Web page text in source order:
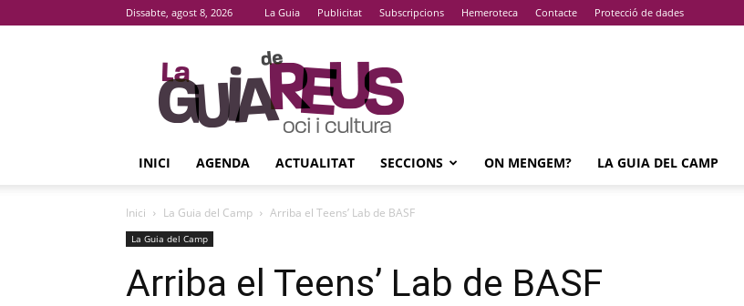
Dissabte, agost 8, 2026 La Guia Publicitat Subscripcions Hemeroteca Contacte Protecció de dades
La
Guia
De
Reus
INICI AGENDA ACTUALITAT SECCIONS ON MENGEM? LA GUIA DEL CAMP
Inici La Guia del Camp Arriba el Teens’ Lab de BASF
La Guia del Camp
Arriba el Teens’ Lab de BASF